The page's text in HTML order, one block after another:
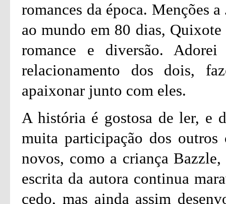
romances da época. Menções
ao mundo em 80 dias,
romance e diversão.
relacionamento dos dois,
apaixonar junto com eles.
A história é gostosa de ler, e
muita participação dos outros
novos, como a criança
escrita da autora continua
cedo, mas ainda assim